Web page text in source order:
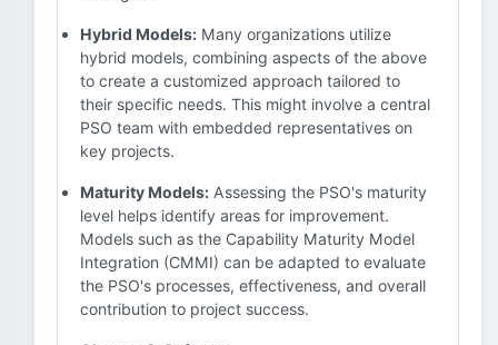
Hybrid Models: Many organizations utilize
hybrid models, combining aspects of the above
to create a customized approach tailored to
their specific needs. This might involve a central
PSO team with embedded representatives on
key projects.
Maturity Models: Assessing the PSO's maturity
level helps identify areas for improvement.
Models such as the Capability Maturity Model
Integration (CMMI) can be adapted to evaluate
the PSO's processes, effectiveness, and overall
contribution to project success.